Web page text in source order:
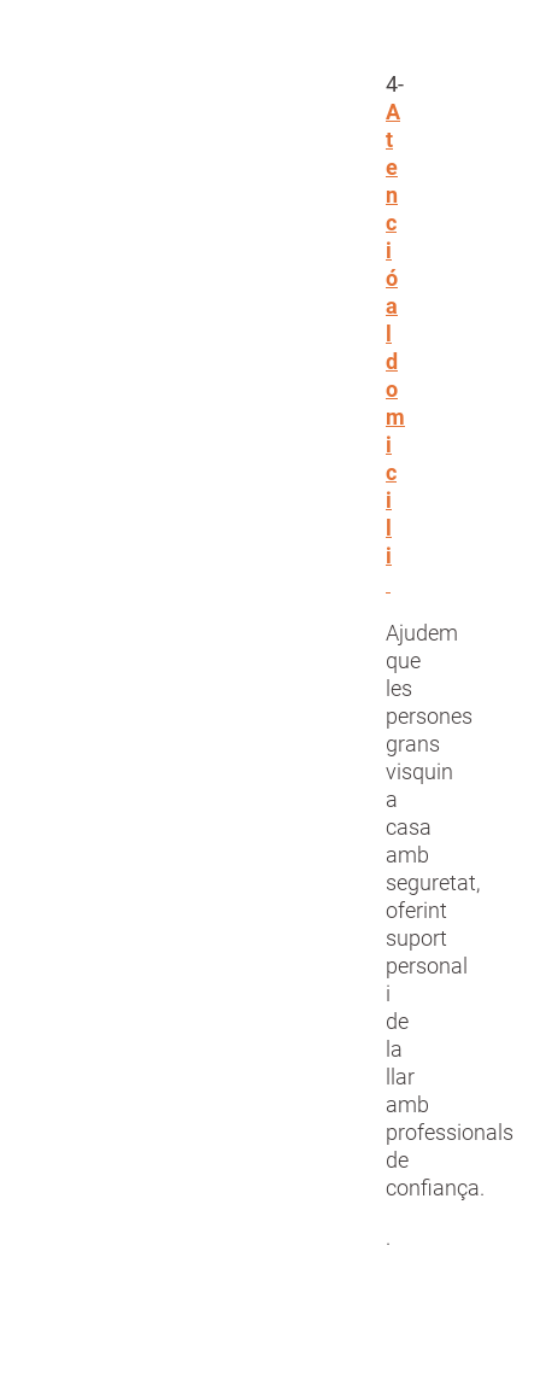
4-
A
t
e
n
c
i
ó
a
d
o
m
i
c
i
i
Ajudem
que
les
persones
grans
visquin
a
casa
amb
seguretat,
oferint
suport
personal
i
de
la
llar
amb
professionals
de
confiança.
.